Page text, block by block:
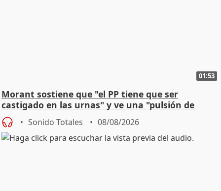
01:53
Morant sostiene que "el PP tiene que ser
castigado en las urnas" y ve una "pulsión de
cambio"
Sonido Totales 08/08/2026